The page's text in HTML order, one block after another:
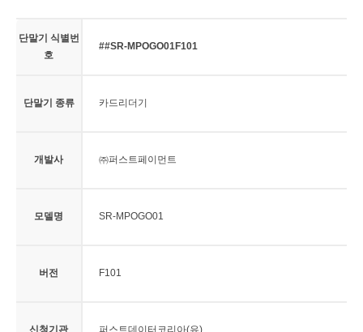
단말기 식별번
호
##SR-MPOGO01F101
단말기 종류 카드리더기
개발사 ㈜퍼스트페이먼트
모델명 SR-MPOGO01
버전 F101
신청기관 퍼스트데이터코리아(유)